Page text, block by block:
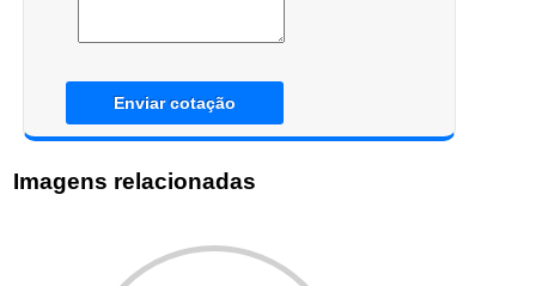
Enviar cotação
Imagens relacionadas